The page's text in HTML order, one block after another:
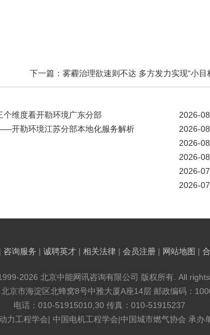
下一篇：雾霾治理欲速则不达 多方发力实现“小目
2026-
维度看开勒环境广东分部
2026-
开勒环境江苏分部本地化服务解析
2026-
2026-
2026-
2026-
| 咨询服务 | 诚聘英才 | 相关法律 | 会员注册 | 网站地图 |
2026 北京中能网讯咨询有限公司 版权所有. All
京市海淀区北蜂窝8号中雅大厦A座14层 邮政编码：
电话：010-51915010,30 传真：010-51915237
力工程学会| 中国电机工程学会|中国城市燃气协会 承办